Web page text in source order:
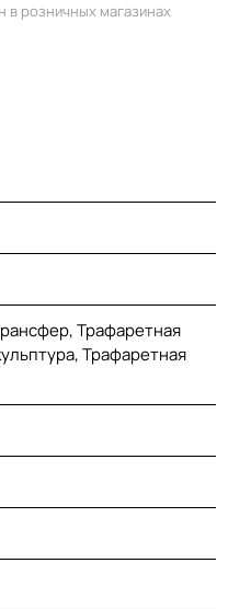
в розничных магазинах
Трафаретная
Трафаретная